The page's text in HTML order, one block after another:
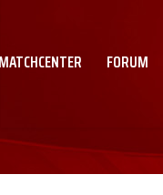
MATCHCENTER FORUM